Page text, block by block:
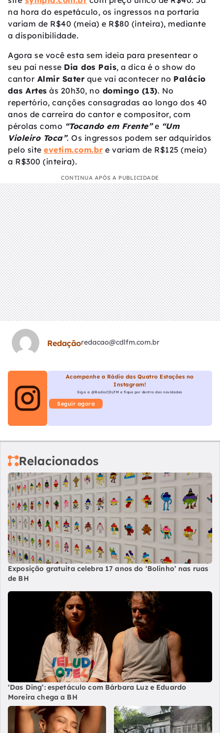
na hora do espetáculo, os ingressos na portaria
variam de R$40 (meia) e R$80 (inteira), mediante
a disponibilidade.
Agora se você esta sem ideia para presentear o
seu pai nesse Dia dos Pais, a dica é o show do
cantorAlmir Sater que vai acontecer no Palácio
das Artes às 20h30, no domingo (13). No
repertório, canções consagradas ao longo dos 40
anos de carreira do cantor e compositor, com
pérolas como “Tocando em Frente”e “Um
Violeiro Toca”. Os ingressos podem ser adquiridos
pelo site evetim.com.br e variam de R$125 (meia)
a R$300 (inteira).
CONTINUA APÓS A PUBLICIDADE
Redaçãoredacao@cdlfm.com.br
Acompanhe a Rádio das Quatro Estações no
Instagram!
Siga a @RadioCDLFM e fique por dentro das novidades
Seguir agora
Relacionados
Exposição gratuita celebra 17 anos do ‘Bolinho’ nas ruas
de BH
‘Das Ding’: espetáculo com Bárbara Luz e Eduardo
Moreira chega a BH